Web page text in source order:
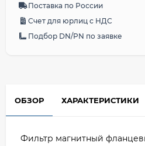
Поставка по России
Счет для юрлиц с НДС
Подбор DN/PN по заявке
ОБЗОР ХАРАКТЕРИСТИКИ
Фильтр магнитный